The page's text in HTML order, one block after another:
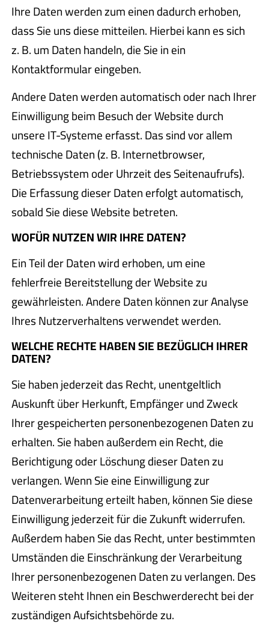
Ihre Daten werden zum einen dadurch erhoben,
dass Sie uns diese mitteilen. Hierbei kann es sich
z. B. um Daten handeln, die Sie in ein
Kontaktformular eingeben.
Andere Daten werden automatisch oder nach Ihrer
Einwilligung beim Besuch der Website durch
unsere IT-Systeme erfasst. Das sind vor allem
technische Daten (z. B. Internetbrowser,
Betriebssystem oder Uhrzeit des Seitenaufrufs).
Die Erfassung dieser Daten erfolgt automatisch,
sobald Sie diese Website betreten.
WOFÜR NUTZEN WIR IHRE DATEN?
Ein Teil der Daten wird erhoben, um eine
fehlerfreie Bereitstellung der Website zu
gewährleisten. Andere Daten können zur Analyse
Ihres Nutzerverhaltens verwendet werden.
WELCHE RECHTE HABEN SIE BEZÜGLICH IHRER
DATEN?
Sie haben jederzeit das Recht, unentgeltlich
Auskunft über Herkunft, Empfänger und Zweck
Ihrer gespeicherten personenbezogenen Daten zu
erhalten. Sie haben außerdem ein Recht, die
Berichtigung oder Löschung dieser Daten zu
verlangen. Wenn Sie eine Einwilligung zur
Datenverarbeitung erteilt haben, können Sie diese
Einwilligung jederzeit für die Zukunft widerrufen.
Außerdem haben Sie das Recht, unter bestimmten
Umständen die Einschränkung der Verarbeitung
Ihrer personenbezogenen Daten zu verlangen. Des
Weiteren steht Ihnen ein Beschwerderecht bei der
zuständigen Aufsichtsbehörde zu.